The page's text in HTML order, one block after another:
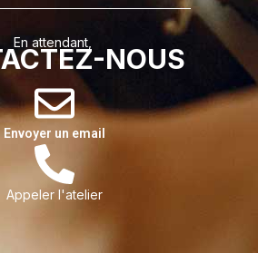
En attendant,
NOUS
Envoyer un email
Appeler l'atelier